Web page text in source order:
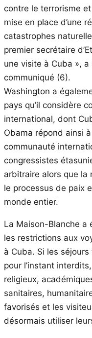
contre le terrorisme
mise en place d’une
catastrophes
premier secrétaire
une visite à Cuba »,
communiqué (6).
Washington a
pays qu’il considère
international, dont
Obama répond ainsi
communauté
congressistes
arbitraire alors que la
le processus de paix
monde entier.
La Maison-Blanche a
les restrictions aux
à Cuba. Si les
pour l’instant
religieux,
sanitaires,
favorisés et les
désormais utiliser